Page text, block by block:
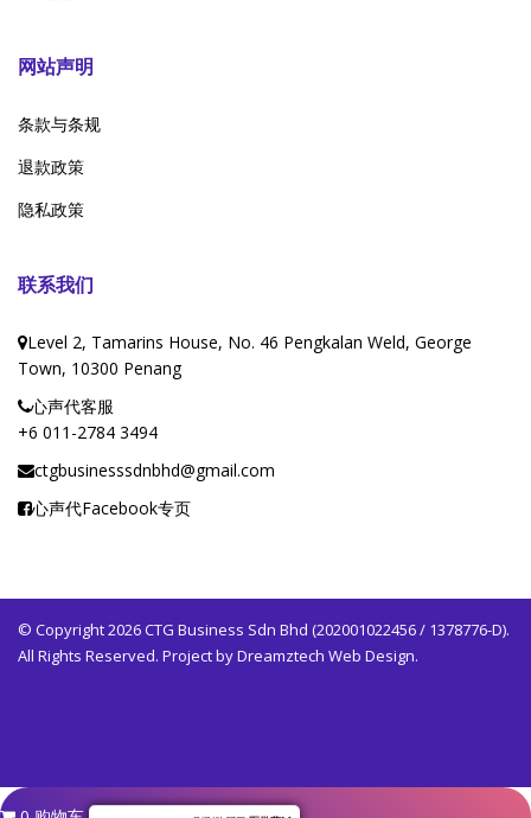
网站声明
条款与条规
退款政策
隐私政策
联系我们
Level 2, Tamarins House, No. 46 Pengkalan Weld, George
Town, 10300 Penang
心声代客服
+6 011-2784 3494
ctgbusinesssdnbhd@gmail.com
心声代Facebook专页
© Copyright 2026 CTG Business Sdn Bhd (202001022456 / 1378776-D).
All Rights Reserved. Project byDreamztech Web Design.